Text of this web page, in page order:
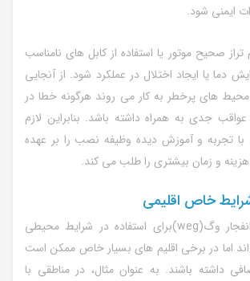
ایمنی شود.
تراز صحیح موتور یا استفاده از کابل های نامناسب
دما یا ایجاد اختلال در عملکرد شود. از آنجایی
محیط های پرخطر به کار می روند هرگونه خطا در
جدی به همراه داشته باشد. بنابراین لازم
تجربه و آموزش دیده وظیفه نصب را بر عهده
و زمان بیشتری را طلب می کند.
خاص اقلیمی
اگرچه موتور ضد انفجار وگ(weg)برای استفاده در شرایط محیطی
اما در برخی اقلیم های بسیار خاص ممکن است
داشته باشند. به عنوان مثال، در مناطقی با